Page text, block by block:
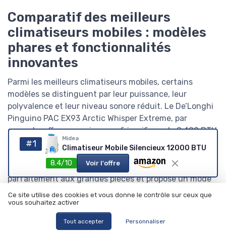
Comparatif des meilleurs
climatiseurs mobiles : modèles
phares et fonctionnalités
innovantes
Parmi les meilleurs climatiseurs mobiles, certains
modèles se distinguent par leur puissance, leur
polyvalence et leur niveau sonore réduit. Le De’Longhi
Pinguino PAC EX93 Arctic Whisper Extreme, par
exemple, offre une puissance frigorifique de 9 400 BTU
et se démarque par son fonctionnement silencieux,
idéal pour une utilisation nocturne. L’Olimpia Splendid
Dolceclima Air Pro 14, avec ses 14 000 BTU, convient
parfaitement aux grandes pièces et propose un mode
réversible pour le chauffage en hiver.
Le Klarstein Kraftwerk Smart illustre la tendance des
appareils multifonctions, combinant refroidissement,
#1 Midea
Climatiseur Mobile Silencieux 12000 BTU
8.4/10
Voir l'offre
Ce site utilise des cookies et vous donne le contrôle sur ceux que
vous souhaitez activer
Tout accepter Personnaliser